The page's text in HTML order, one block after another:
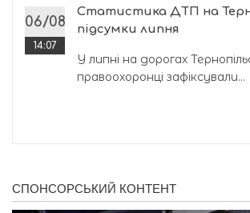
06/08
14:07
Статистика ДТП на
підсумки липня
У липні на дорогах
правоохоронці зафіксували...